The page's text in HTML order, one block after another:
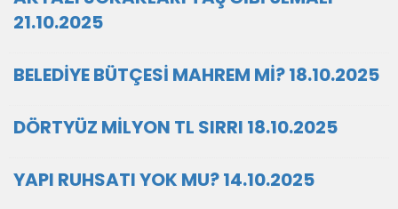
21.10.2025
BELEDİYE BÜTÇESİ MAHREM Mİ? 18.10.2025
DÖRTYÜZ MİLYON TL SIRRI 18.10.2025
YAPI RUHSATI YOK MU? 14.10.2025